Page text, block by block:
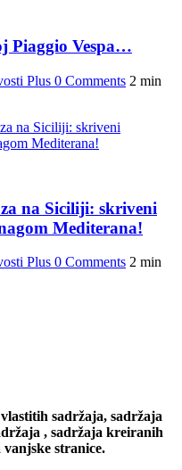
Piaggio Vespa…
Plus 0 Comments 2 min
na Siciliji: skriveni
Mediterana!
Plus 0 Comments 2 min
sadržaja, sadržaja
, sadržaja kreiranih
stranice.